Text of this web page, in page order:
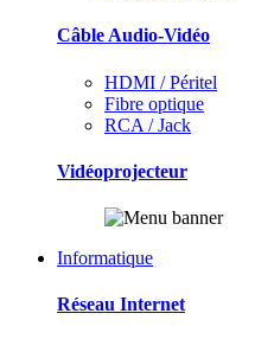
Câble Audio-Vidéo
HDMI / Péritel
Fibre optique
RCA / Jack
Vidéoprojecteur
Informatique
Réseau Internet